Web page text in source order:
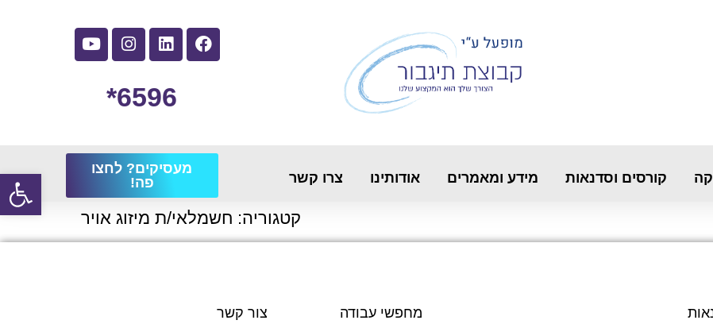
6596*
קורסים וסדנאות מידע ומאמרים אודותינו צרו קשר
מעסיקים? לחצו
פה!
קטגוריה: חשמלאי/ת מיזוג אויר
מחפשי עבודה צור קשר